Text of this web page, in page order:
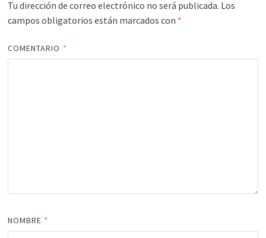
Tu dirección de correo electrónico no será publicada. Los
campos obligatorios están marcados con *
COMENTARIO *
NOMBRE *